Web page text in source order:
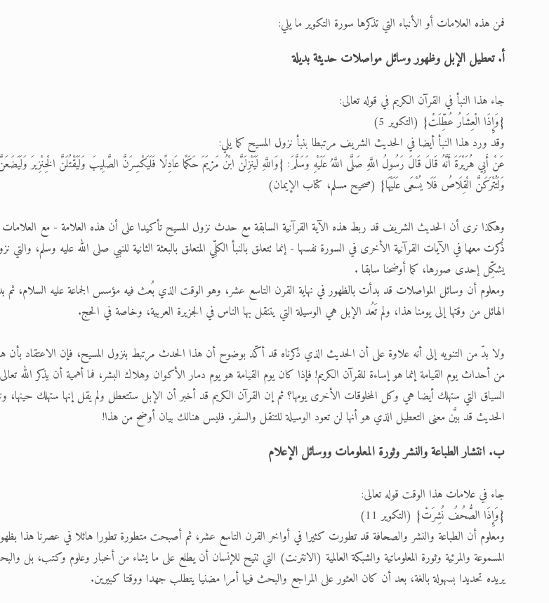
فمن هذه العلامات أو الأنباء التي تذكرها سورة التكوير ما يلي:
أ. تعطيل الإبل وظهور وسائل مواصلات حديثة بديلة
جاء هذا النبأ في القرآن الكريم في قوله تعالى:
{وَإِذَا الْعِشَارُ عُطِّلَتْ} (التكوير 5)
وقد ورد هذا النبأ أيضا في الحديث الشريف مرتبطا بنبأ نزول المسيح كما يلي:
عَنْ أَبِي هُرَيْرَةَ أَنَّهُ قَالَ قَالَ رَسُولُ اللَّهِ صَلَّى اللَّهُ عَلَيْهِ وَسَلَّمَ: {وَاللَّهِ لَيَنْزِلَنَّ ابْنُ مَرْيَمَ حَكَمًا عَادِلًا فَلَيَكْسِرَنَّ الصَّلِيبَ وَلَيَقْتُلَنَّ الْخِنْزِيرَ
وَلَتُتْرَكَنَّ الْقِلَاصُ فَلَا يُسْعَى عَلَيْهَا} (صحيح مسلم، كتاب الإيمان)
وهكذا نرى أن الحديث الشريف قد ربط هذه الآية القرآنية السابقة مع حدث نزول المسيح تأكيدا على أن هذه العلامة - مع
ذُكرت معها في الآيات القرآنية الأخرى في السورة نفسها - إنما تتعلق بالنبأ الكلِّي المتعلق بالبعثة الثانية للنبي صلى الله عليه وسلم، والتي
يشكِّل إحدى صورها، كما أوضحنا سابقا .
ومعلوم أن وسائل المواصلات قد بدأت بالظهور في نهاية القرن التاسع عشر، وهو الوقت الذي بُعث فيه مؤسس الجماعة عليه السلام، ثم
الهائل من وقتها إلى يومنا هذا، ولم تَعُد الإبل هي الوسيلة التي يتنقل بها الناس في الجزيرة العربية، وخاصة في الحج.
ولا بدّ من التنويه إلى أنه علاوة على أن الحديث الذي ذكرناه قد أكّد بوضوح أن هذا الحدث مرتبط بنزول المسيح، فإن الاعتقاد
من أحداث يوم القيامة إنما هو إساءة للقرآن الكريم! فإذا كان يوم القيامة هو يوم دمار الأكوان وهلاك البشر، فما أهمية أن يذكر الله
السياق التي ستهلك أيضا هي وكل المخلوقات الأخرى يومها؟ ثم إن القرآن الكريم قد أخبر أن الإبل ستتعطل ولم يقل إنها ستهلك حينها،
الحديث قد بيَّن معنى التعطيل الذي هو أنها لن تعود الوسيلة للتنقل والسفر. فليس هنالك بيان أوضح من هذا!
ب. انتشار الطباعة والنشر وثورة المعلومات ووسائل الإعلام
جاء في علامات هذا الوقت قوله تعالى:
{وَإِذَا الصُّحُفُ نُشِرَتْ} (التكوير 11)
ومعلوم أن الطباعة والنشر والصحافة قد تطورت كثيرا في أواخر القرن التاسع عشر، ثم أصبحت متطورة تطورا هائلا في عصرنا هذا
المسموعة والمرئية وثورة المعلوماتية والشبكة العالمية (الانترنت) التي تتيح للإنسان أن يطلع على ما يشاء من أخبار وعلوم وكتب، بل
يريده تحديدا بسهولة بالغة، بعد أن كان العثور على المراجع والبحث فيها أمرا مضنيا يتطلب جهدا ووقتا كبيرين.